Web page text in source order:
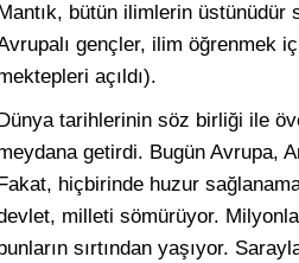
bütün ilimlerin üstünüdür
gençler, ilim öğrenmek
açıldı).
tarihlerinin söz birliği ile
getirdi. Bugün Avrupa,
hiçbirinde huzur
milleti sömürüyor.
sırtından yaşıyor.